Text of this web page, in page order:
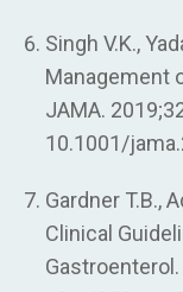
Singh V.K.,
Management
JAMA.
10.1001/
Gardner T.B.,
Clinical